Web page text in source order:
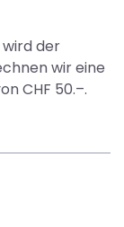
wird der
wir eine
CHF 50.–.